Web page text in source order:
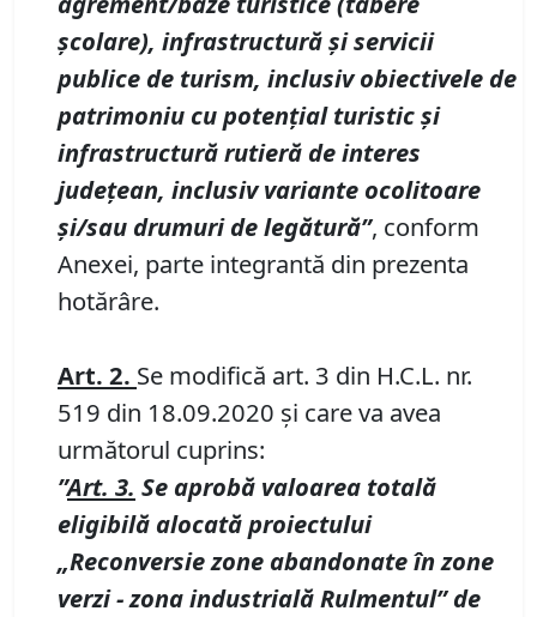
școlare), infrastructură și servicii
publice de turism, inclusiv obiectivele de
patrimoniu cu potențial turistic și
infrastructură rutieră de interes
județean, inclusiv variante ocolitoare
și/sau drumuri de legătură”, conform
Anexei, parte integrantă din prezenta
hotărâre.
Art. 2. Se modifică art. 3 din H.C.L. nr.
519 din 18.09.2020 și care va avea
următorul cuprins:
”Art. 3. Se aprobă valoarea totală
eligibilă alocată proiectului
„Reconversie zone abandonate în zone
verzi - zona industrială Rulmentul” de